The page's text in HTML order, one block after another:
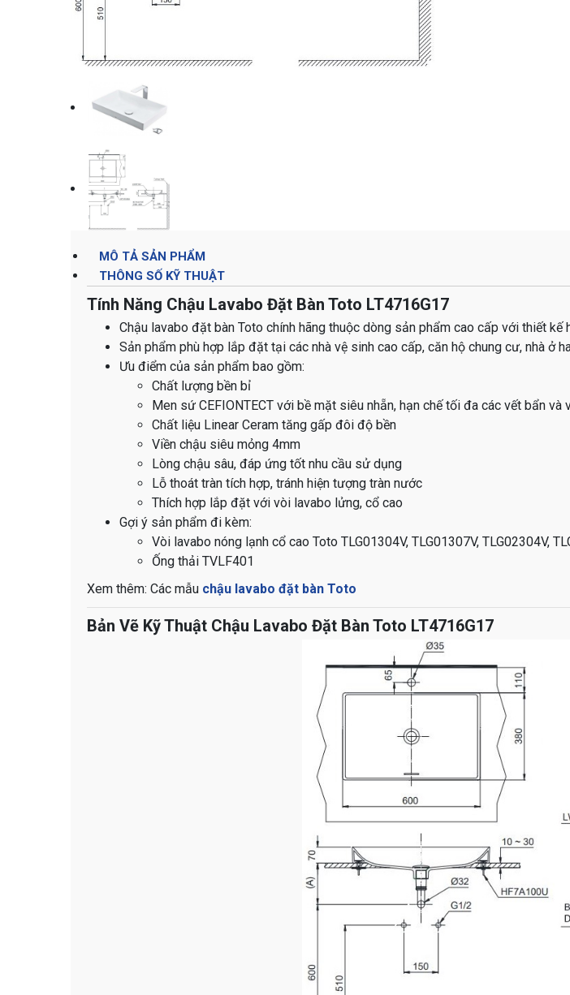
MÔ TẢ SẢN PHẨM
THÔNG SỐ KỸ THUẬT
Tính Năng Chậu Lavabo Đặt Bàn Toto LT4716G17
Chậu lavabo đặt bàn Toto chính hãng thuộc dòng sản phẩm cao cấp với thiết kế
Sản phẩm phù hợp lắp đặt tại các nhà vệ sinh cao cấp, căn hộ chung cư, nhà ở
Ưu điểm của sản phẩm bao gồm:
Chất lượng bền bỉ
Men sứ CEFIONTECT với bề mặt siêu nhẵn, hạn chế tối đa các vết bẩn và
Chất liệu Linear Ceram tăng gấp đôi độ bền
Viền chậu siêu mỏng 4mm
Lòng chậu sâu, đáp ứng tốt nhu cầu sử dụng
Lỗ thoát tràn tích hợp, tránh hiện tượng tràn nước
Thích hợp lắp đặt với vòi lavabo lửng, cổ cao
Gợi ý sản phẩm đi kèm:
Vòi lavabo nóng lạnh cổ cao Toto TLG01304V, TLG01307V, TLG02304V,
Ống thải TVLF401
​​​​​​​​​​​​​​​​​​​​​​​​​​​​​​​​​​​​​​​​​​​​​​​​​​​​​​​​​​​​​​​​​​​​​​Xem thêm: Các mẫu chậu lavabo đặt bàn Toto
Bản Vẽ Kỹ Thuật Chậu Lavabo Đặt Bàn Toto LT4716G17